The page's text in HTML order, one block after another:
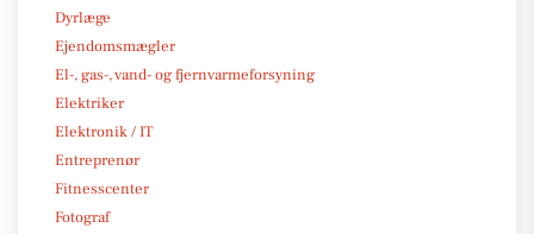
Dyrlæge
Ejendomsmægler
El-, gas-, vand- og fjernvarmeforsyning
Elektriker
Elektronik / IT
Entreprenør
Fitnesscenter
Fotograf